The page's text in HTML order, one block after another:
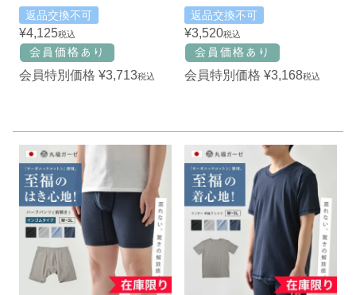
返品交換不可
¥4,125税込
会員特別価格 ¥3,713税込
返品交換不可
¥3,520税込
会員特別価格 ¥3,168税込